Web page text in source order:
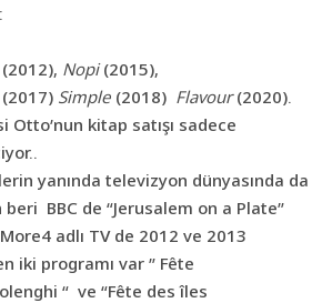
(2012), Nopi(2015),
Simple (2018) Flavour(2020).
Otto’nun kitap satışı sadece
yanında televizyon dünyasında da
beri BBC de “Jerusalem on a Plate”
adlı TV de 2012 ve 2013
iki programı var ” Fête
“ ve “Fête des îles